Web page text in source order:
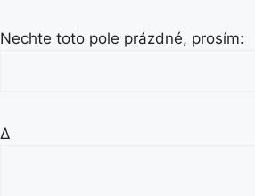
Nechte toto pole prázdné, prosím:
Δ